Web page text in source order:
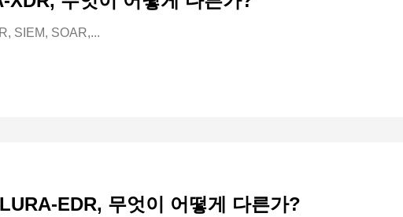
SIEM, SOAR,...
EDR, 무엇이 어떻게 다른가?